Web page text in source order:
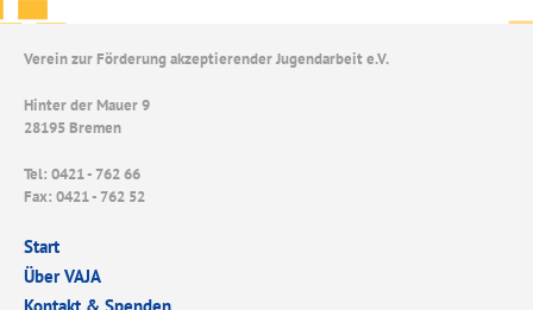
Verein zur Förderung akzeptierender Jugendarbeit e.V.
Hinter der Mauer 9
28195 Bremen
Tel: 0421 - 762 66
Fax: 0421 - 762 52
Start
Über VAJA